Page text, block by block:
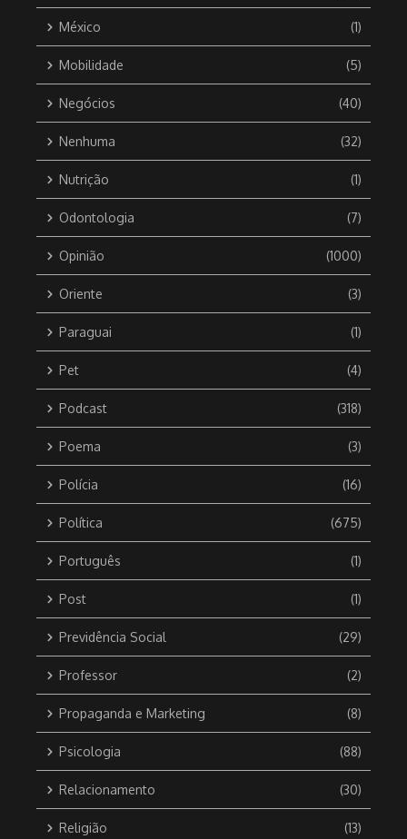
México (1)
Mobilidade (5)
Negócios (40)
Nenhuma (32)
Nutrição (1)
Odontologia (7)
Opinião (1000)
Oriente (3)
Paraguai (1)
Pet (4)
Podcast (318)
Poema (3)
Polícia (16)
Política (675)
Português (1)
Post (1)
Previdência Social (29)
Professor (2)
Propaganda e Marketing (8)
Psicologia (88)
Relacionamento (30)
Religião (13)